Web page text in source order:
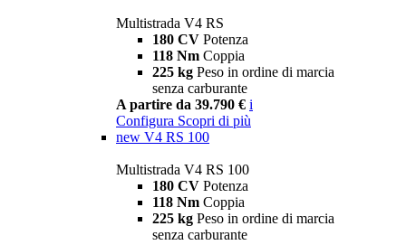
Multistrada V4 RS
180 CV Potenza
118 Nm Coppia
225 kg Peso in ordine di marcia
senza carburante
A partire da 39.790 € i
Configura Scopri di più
new V4 RS 100
Multistrada V4 RS 100
180 CV Potenza
118 Nm Coppia
225 kg Peso in ordine di marcia
senza carburante